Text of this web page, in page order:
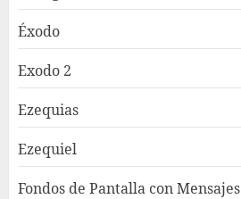
Éxodo
Exodo 2
Ezequias
Ezequiel
Fondos de Pantalla con Mensajes